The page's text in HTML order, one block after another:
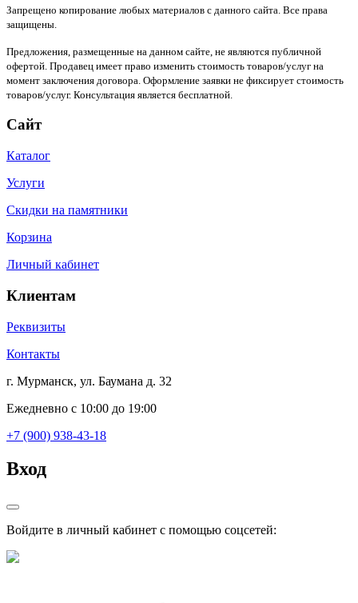
Запрещено копирование любых материалов с данного сайта. Все права
защищены.
Предложения, размещенные на данном сайте, не являются публичной
офертой. Продавец имеет право изменить стоимость товаров/услуг на
момент заключения договора. Оформление заявки не фиксирует стоимость
товаров/услуг. Консультация является бесплатной.
Сайт
Каталог
Услуги
Скидки на памятники
Корзина
Личный кабинет
Клиентам
Реквизиты
Контакты
г. Мурманск, ул. Баумана д. 32
Ежедневно с 10:00 до 19:00
+7 (900) 938-43-18
Вход
Войдите в личный кабинет с помощью соцсетей: